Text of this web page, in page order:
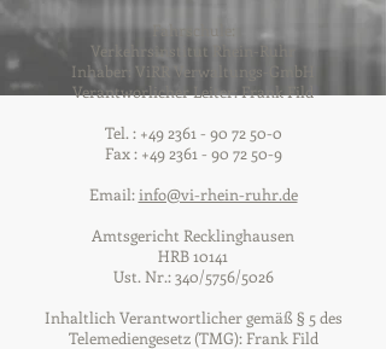
Fahrschule:
Verkehrsinstitut Rhein-Ruhr
Inhaber: ViRR Verwaltungs-GmbH
Verantworlicher Leiter: Frank Fild
Tel. : +49 2361 - 90 72 50-0
Fax : +49 2361 - 90 72 50-9
Email:info@vi-rhein-ruhr.de
Amtsgericht Recklinghausen
HRB 10141
Ust. Nr.: 340/5756/5026
Inhaltlich Verantwortlicher gemäß § 5 des
Telemediengesetz (TMG): Frank Fild